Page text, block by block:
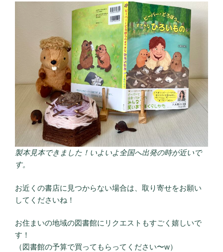
製本見本できました！いよいよ全国へ出発の時が近いで
す。
お近くの書店に見つからない場合は、取り寄せをお願い
してくださいね！
お住まいの地域の図書館にリクエストもすごく嬉しいで
す！
（図書館の予算で買ってもらってください〜w）